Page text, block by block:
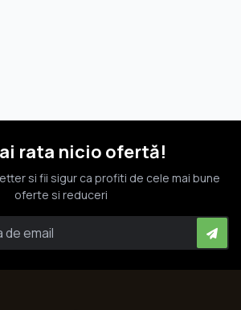
rata nicio ofertă!
si fii sigur ca profiti de cele mai bune
oferte si reduceri